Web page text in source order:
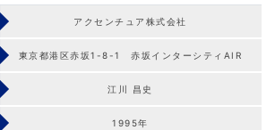
アクセンチュア株式会社
東京都港区赤坂1-8-1 赤坂インターシティAIR
江川 昌史
1995年